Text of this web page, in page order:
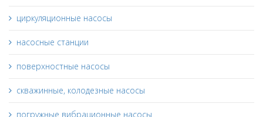
циркуляционные насосы
насосные станции
поверхностные насосы
скважинные, колодезные насосы
погружные вибрационные насосы